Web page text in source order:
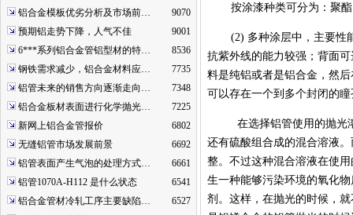
铝合金模板优劣分析及市场前…
9070
预期铝走势下降，人气不佳
9001
6***系列铝合金管铝型材的特…
8536
钢铁需求减少，铝合金材料应…
7735
铝管未来的销售方向逐渐走向…
7348
铝合金板材表面进行化学抛光…
7225
新网上铝合金管报价
6802
无缝铝管市场发展前景
6692
铝管表面产生气泡的处理方式…
6661
铝管1070A-H112 是什么状态
6541
铝合金管材冷轧工序主要缺陷…
6527
按涂漆种类可分为：聚
(2) 多种涂层中，主要性
抗紫外线的能力较强；背面
料是纯铝或者是铝合金，然
可以存在一个到多个封闭的
在选择铝管使用的抛光
还有硫酸组合成的混合溶液
整。不过这种混合溶液在使
生一种能够污染环境的氧化
剂。这样，在抛光的时候，